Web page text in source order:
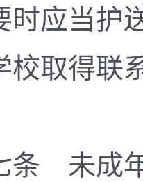
时应当护
校取得联
未成年